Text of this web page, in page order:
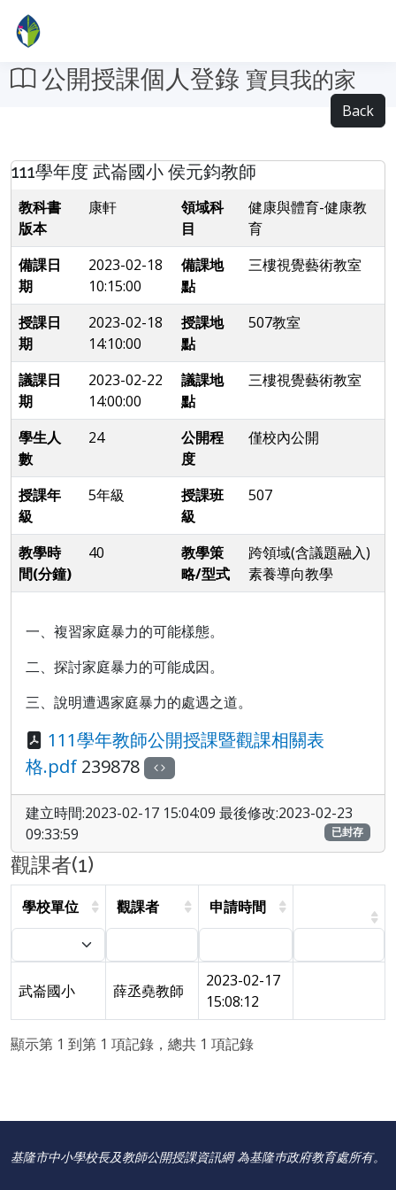
公開授課個人登錄 寶貝我的家
Back
111學年度 武崙國小 侯元鈞教師
教科書
版本
康軒
領域科
目
健康與體育-健康教
育
備課日
期
2023-02-18
10:15:00
備課地
點
三樓視覺藝術教室
授課日
期
2023-02-18
14:10:00
授課地
點
507教室
議課日
期
2023-02-22
14:00:00
議課地
點
三樓視覺藝術教室
學生人
數
24
公開程
度
僅校內公開
授課年
級
5年級
授課班
級
507
教學時
間(分鐘)
40
教學策
略/型式
跨領域(含議題融入)
素養導向教學
一、複習家庭暴力的可能樣態。
二、探討家庭暴力的可能成因。
三、說明遭遇家庭暴力的處遇之道。
111學年教師公開授課暨觀課相關表
格.pdf 239878
建立時間:2023-02-17 15:04:09 最後修改:2023-02-23
09:33:59
已封存
觀課者(1)
學校單位 觀課者 申請時間
武崙國小 薛丞堯教師
2023-02-17
15:08:12
顯示第 1 到第 1 項記錄，總共 1 項記錄
基隆市中小學校長及教師公開授課資訊網 為基隆巿政府教育處所有。